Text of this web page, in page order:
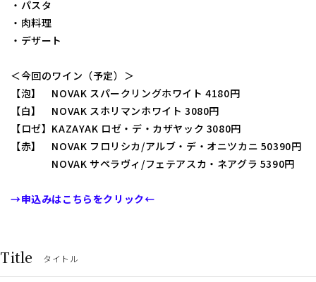
・パスタ
・肉料理
・デザート
＜今回のワイン（予定）＞
【泡】 NOVAK スパークリングホワイト 4180円
【白】 NOVAK スホリマンホワイト 3080円
【ロゼ】KAZAYAK ロゼ・デ・カザヤック 3080円
【赤】 NOVAK フロリシカ/アルブ・デ・オニツカニ 50390円
NOVAK サペラヴィ/フェテアスカ・ネアグラ 5390円
→申込みはこちらをクリック←
Title タイトル